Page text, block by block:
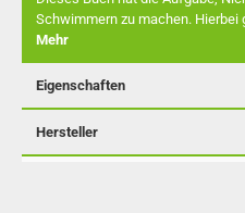
Schwimmern zu machen.
Mehr
Eigenschaften
Hersteller